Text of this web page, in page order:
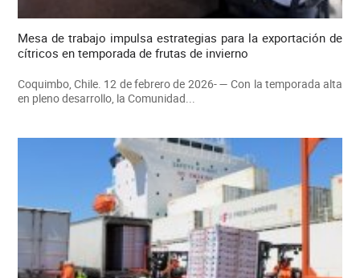
Mesa de trabajo impulsa estrategias para la exportación de
cítricos en temporada de frutas de invierno
Coquimbo, Chile. 12 de febrero de 2026- — Con la temporada alta
en pleno desarrollo, la Comunidad...